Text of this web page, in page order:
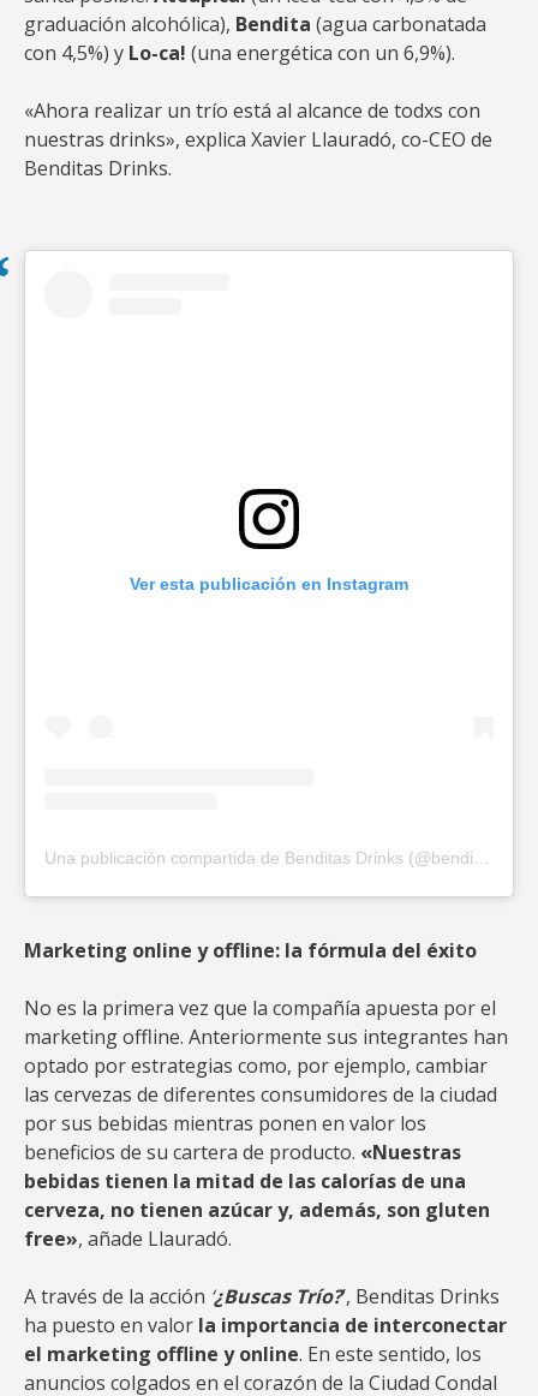
graduación alcohólica), Bendita (agua carbonatada
con 4,5%) y Lo-ca! (una energética con un 6,9%).
«Ahora realizar un trío está al alcance de todxs con
nuestras drinks», explica Xavier Llauradó, co-CEO de
Benditas Drinks.
Ver esta publicación en Instagram
Marketing online y offline: la fórmula del éxito
No es la primera vez que la compañía apuesta por el
marketing offline. Anteriormente sus integrantes han
optado por estrategias como, por ejemplo, cambiar
las cervezas de diferentes consumidores de la ciudad
por sus bebidas mientras ponen en valor los
beneficios de su cartera de producto. «Nuestras
bebidas tienen la mitad de las calorías de una
cerveza, no tienen azúcar y, además, son gluten
free», añade Llauradó.
A través de la acción ‘¿Buscas Trío?’, Benditas Drinks
ha puesto en valor la importancia de interconectar
el marketing offline y online. En este sentido, los
anuncios colgados en el corazón de la Ciudad Condal